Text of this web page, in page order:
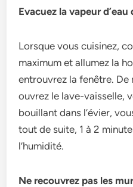
Evacuez la vapeur d’eau
Lorsque vous cuisinez,
maximum et allumez la
entrouvrez la fenêtre. De
ouvrez le lave-vaisselle,
bouillant dans l’évier,
tout de suite, 1 à 2
l’humidité.
Ne recouvrez pas les